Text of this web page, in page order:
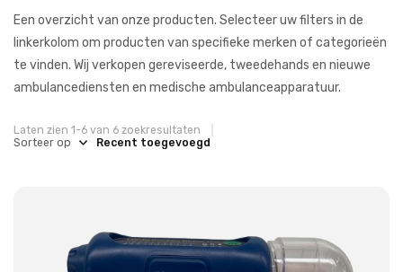
Een overzicht van onze producten. Selecteer uw filters in de
linkerkolom om producten van specifieke merken of categorieën
te vinden. Wij verkopen gereviseerde, tweedehands en nieuwe
ambulancediensten en medische ambulanceapparatuur.
Laten zien 1-6 van 6 zoekresultaten
Sorteer op